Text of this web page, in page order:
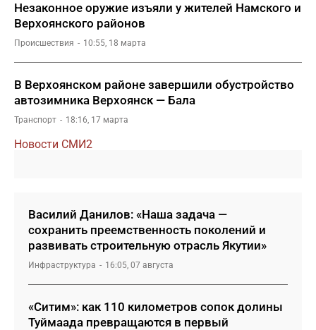
Незаконное оружие изъяли у жителей Намского и
Верхоянского районов
Происшествия 10:55, 18 марта
В Верхоянском районе завершили обустройство
автозимника Верхоянск — Бала
Транспорт 18:16, 17 марта
Новости СМИ2
Василий Данилов: «Наша задача —
сохранить преемственность поколений и
развивать строительную отрасль Якутии»
Инфраструктура 16:05, 07 августа
«Ситим»: как 110 километров сопок долины
Туймаада превращаются в первый